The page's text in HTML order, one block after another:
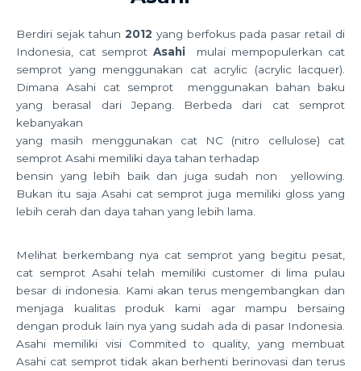
Berdiri sejak tahun 2012 yang berfokus pada pasar retail di
Indonesia, cat semprot Asahi mulai mempopulerkan cat
semprot yang menggunakan cat acrylic (acrylic lacquer).
Dimana Asahi cat semprot menggunakan bahan baku
yang berasal dari Jepang. Berbeda dari cat semprot
kebanyakan
yang masih menggunakan cat NC (nitro cellulose) cat
semprot Asahi memiliki daya tahan terhadap
bensin yang lebih baik dan juga sudah non yellowing.
Bukan itu saja Asahi cat semprot juga memiliki gloss yang
lebih cerah dan daya tahan yang lebih lama.
Melihat berkembang nya cat semprot yang begitu pesat,
cat semprot Asahi telah memiliki customer di lima pulau
besar di indonesia. Kami akan terus mengembangkan dan
menjaga kualitas produk kami agar mampu bersaing
dengan produk lain nya yang sudah ada di pasar Indonesia.
Asahi memiliki visi Commited to quality, yang membuat
Asahi cat semprot tidak akan berhenti berinovasi dan terus